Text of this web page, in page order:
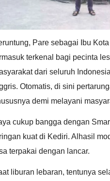
Pare sebagai Ibu
terkenal bagi pecinta
dari seluruh
Otomatis, di sini
demi melayani
cukup bangga dengan
kuat di Kediri. Alhasil
terpakai dengan lancar.
liburan lebaran, tentunya